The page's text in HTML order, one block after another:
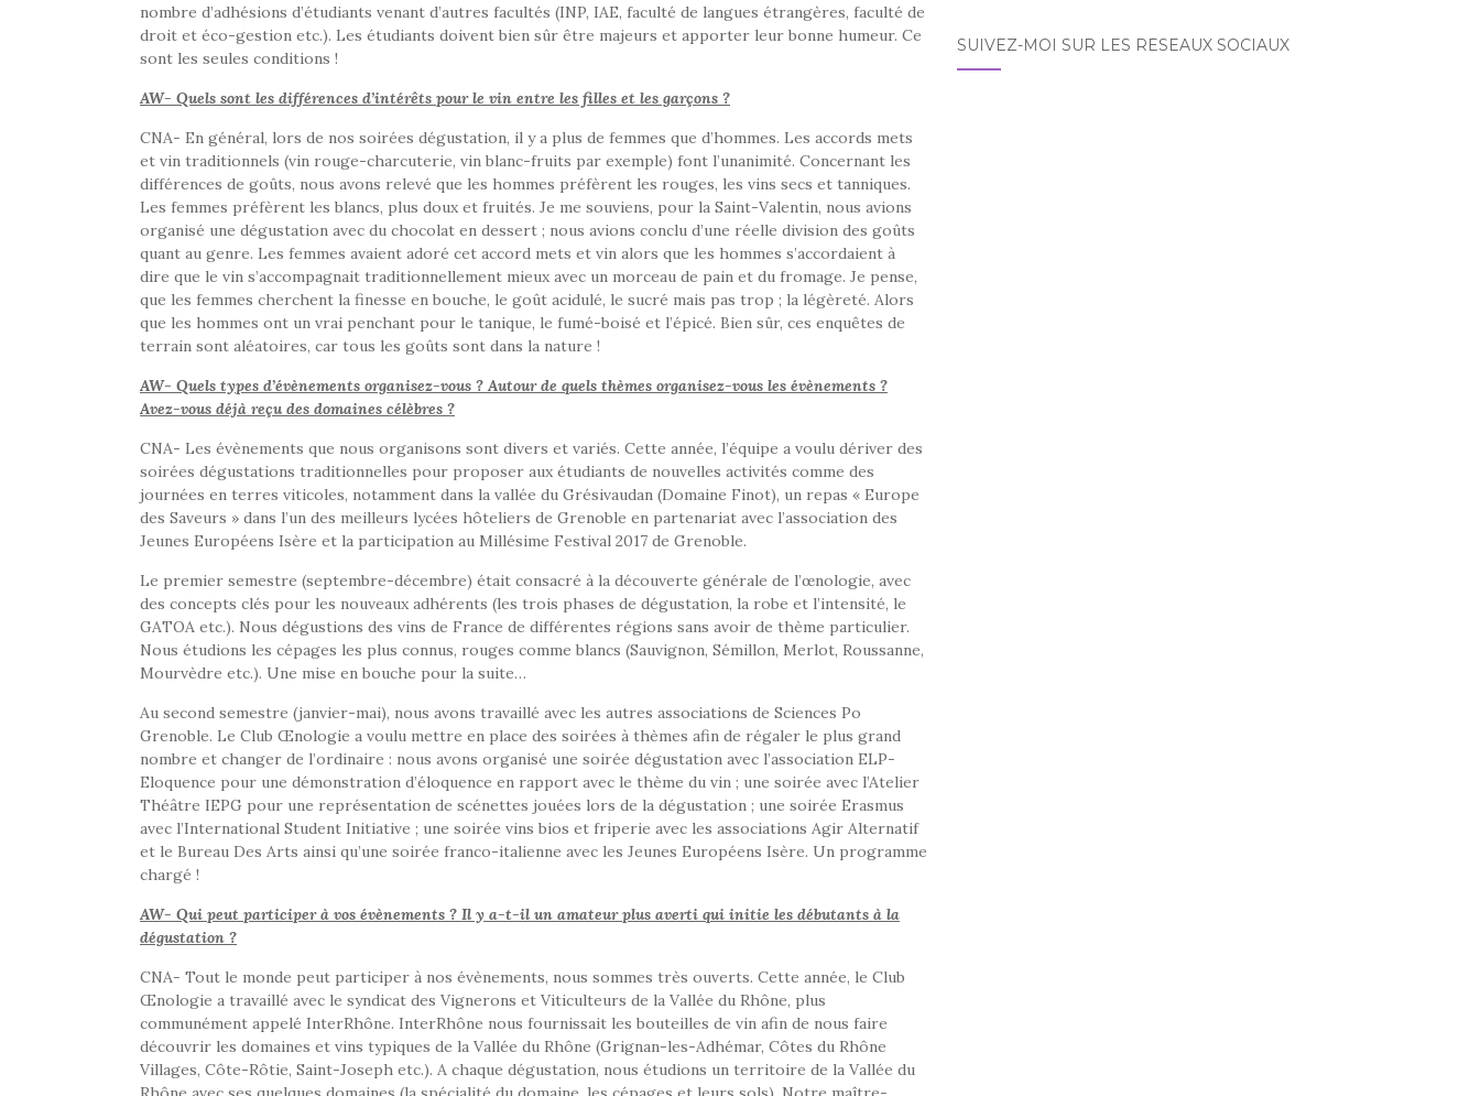
nombre d’adhésions d’étudiants venant d’autres facultés (INP, IAE, faculté de langues étrangères, faculté de
droit et éco-gestion etc.). Les étudiants doivent bien sûr être majeurs et apporter leur bonne humeur. Ce
sont les seules conditions !
AW- Quels sont les différences d’intérêts pour le vin entre les filles et les garçons ?
CNA- En général, lors de nos soirées dégustation, il y a plus de femmes que d’hommes. Les accords mets
et vin traditionnels (vin rouge-charcuterie, vin blanc-fruits par exemple) font l’unanimité. Concernant les
différences de goûts, nous avons relevé que les hommes préfèrent les rouges, les vins secs et tanniques.
Les femmes préfèrent les blancs, plus doux et fruités. Je me souviens, pour la Saint-Valentin, nous avions
organisé une dégustation avec du chocolat en dessert ; nous avions conclu d’une réelle division des goûts
quant au genre. Les femmes avaient adoré cet accord mets et vin alors que les hommes s’accordaient à
dire que le vin s’accompagnait traditionnellement mieux avec un morceau de pain et du fromage. Je pense,
que les femmes cherchent la finesse en bouche, le goût acidulé, le sucré mais pas trop ; la légèreté. Alors
que les hommes ont un vrai penchant pour le tanique, le fumé-boisé et l’épicé. Bien sûr, ces enquêtes de
terrain sont aléatoires, car tous les goûts sont dans la nature !
AW- Quels types d’évènements organisez-vous ? Autour de quels thèmes organisez-vous les évènements ?
Avez-vous déjà reçu des domaines célèbres ?
CNA- Les évènements que nous organisons sont divers et variés. Cette année, l’équipe a voulu dériver des
soirées dégustations traditionnelles pour proposer aux étudiants de nouvelles activités comme des
journées en terres viticoles, notamment dans la vallée du Grésivaudan (Domaine Finot), un repas « Europe
des Saveurs » dans l’un des meilleurs lycées hôteliers de Grenoble en partenariat avec l’association des
Jeunes Européens Isère et la participation au Millésime Festival 2017 de Grenoble.
Le premier semestre (septembre-décembre) était consacré à la découverte générale de l’œnologie, avec
des concepts clés pour les nouveaux adhérents (les trois phases de dégustation, la robe et l’intensité, le
GATOA etc.). Nous dégustions des vins de France de différentes régions sans avoir de thème particulier.
Nous étudions les cépages les plus connus, rouges comme blancs (Sauvignon, Sémillon, Merlot, Roussanne,
Mourvèdre etc.). Une mise en bouche pour la suite…
Au second semestre (janvier-mai), nous avons travaillé avec les autres associations de Sciences Po
Grenoble. Le Club Œnologie a voulu mettre en place des soirées à thèmes afin de régaler le plus grand
nombre et changer de l’ordinaire : nous avons organisé une soirée dégustation avec l’association ELP-
Eloquence pour une démonstration d’éloquence en rapport avec le thème du vin ; une soirée avec l’Atelier
Théâtre IEPG pour une représentation de scénettes jouées lors de la dégustation ; une soirée Erasmus
avec l’International Student Initiative ; une soirée vins bios et friperie avec les associations Agir Alternatif
et le Bureau Des Arts ainsi qu’une soirée franco-italienne avec les Jeunes Européens Isère. Un programme
chargé !
AW- Qui peut participer à vos évènements ? Il y a-t-il un amateur plus averti qui initie les débutants à la
dégustation ?
CNA- Tout le monde peut participer à nos évènements, nous sommes très ouverts. Cette année, le Club
Œnologie a travaillé avec le syndicat des Vignerons et Viticulteurs de la Vallée du Rhône, plus
communément appelé InterRhône. InterRhône nous fournissait les bouteilles de vin afin de nous faire
découvrir les domaines et vins typiques de la Vallée du Rhône (Grignan-les-Adhémar, Côtes du Rhône
Villages, Côte-Rôtie, Saint-Joseph etc.). A chaque dégustation, nous étudions un territoire de la Vallée du
SUIVEZ-MOI SUR LES RÉSEAUX SOCIAUX